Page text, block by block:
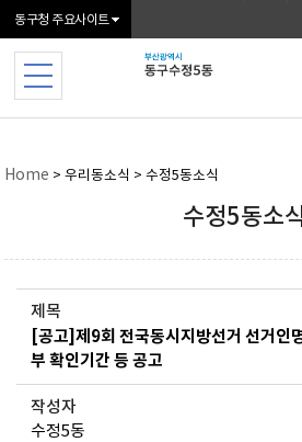
동구청 주요사이트
Home > 우리동소식 > 수정5동소식
수정5동소
제목
[공고]제9회 전국동시지방선거 선거인
부 확인기간 등 공고
작성자
수정5동